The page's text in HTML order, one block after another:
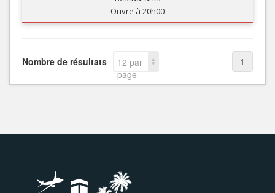
Ouvre à 20h00
Nombre de résultats
12 par
page
1